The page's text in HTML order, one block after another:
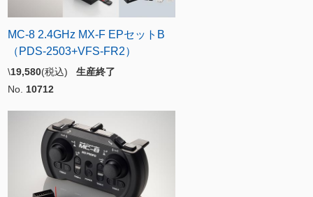
MC-8 2.4GHz MX-F EPセットB
（PDS-2503+VFS-FR2）
\19,580(税込) 生産終了
No. 10712